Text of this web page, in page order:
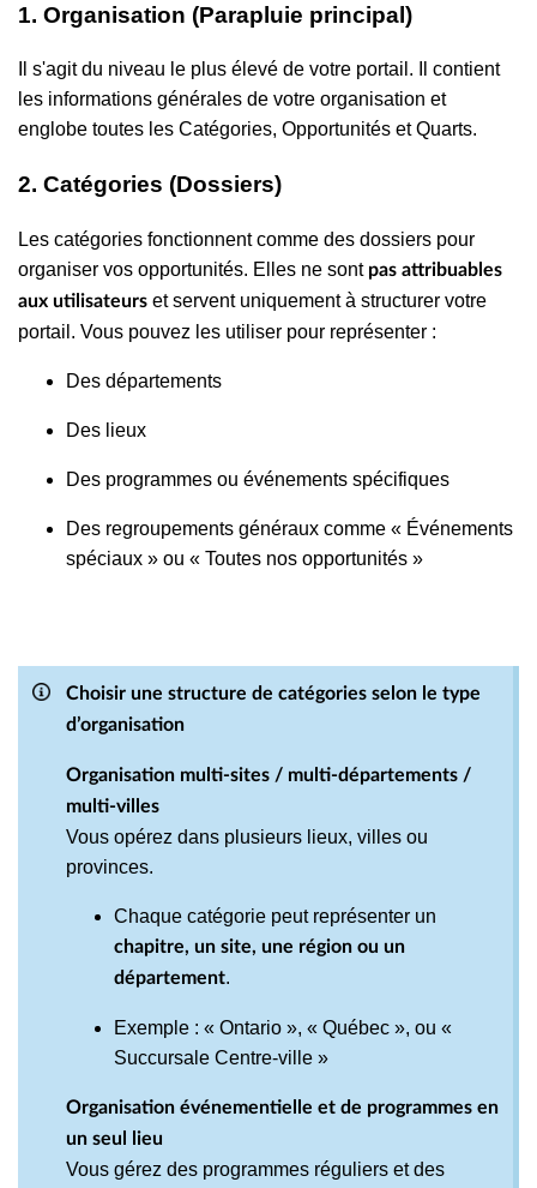
1. Organisation (Parapluie principal)
Il s'agit du niveau le plus élevé de votre portail. Il contient
les informations générales de votre organisation et
englobe toutes les Catégories, Opportunités et Quarts.
2. Catégories (Dossiers)
Les catégories fonctionnent comme des dossiers pour
organiser vos opportunités. Elles ne sont pas attribuables
aux utilisateurs et servent uniquement à structurer votre
portail. Vous pouvez les utiliser pour représenter :
Des départements
Des lieux
Des programmes ou événements spécifiques
Des regroupements généraux comme « Événements
spéciaux » ou « Toutes nos opportunités »
Choisir une structure de catégories selon le type
d’organisation
Organisation multi-sites / multi-départements /
multi-villes
Vous opérez dans plusieurs lieux, villes ou
provinces.
Chaque catégorie peut représenter un
chapitre, un site, une région ou un
département.
Exemple : « Ontario », « Québec », ou «
Succursale Centre-ville »
Organisation événementielle et de programmes en
un seul lieu
Vous gérez des programmes réguliers et des